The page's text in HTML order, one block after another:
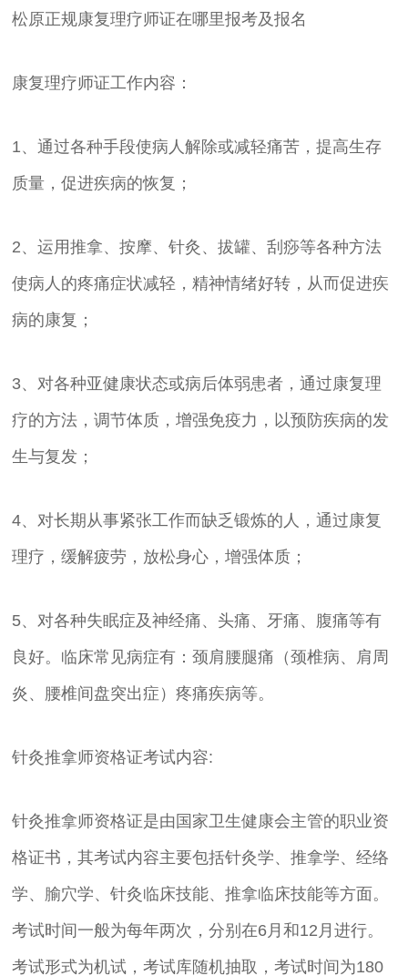
松原正规康复理疗师证在哪里报考及报名
康复理疗师证工作内容：
1、通过各种手段使病人解除或减轻痛苦，提高生存
质量，促进疾病的恢复；
2、运用推拿、按摩、针灸、拔罐、刮痧等各种方法
使病人的疼痛症状减轻，精神情绪好转，从而促进疾
病的康复；
3、对各种亚健康状态或病后体弱患者，通过康复理
疗的方法，调节体质，增强免疫力，以预防疾病的发
生与复发；
4、对长期从事紧张工作而缺乏锻炼的人，通过康复
理疗，缓解疲劳，放松身心，增强体质；
5、对各种失眠症及神经痛、头痛、牙痛、腹痛等有
良好。临床常见病症有：颈肩腰腿痛（颈椎病、肩周
炎、腰椎间盘突出症）疼痛疾病等。
针灸推拿师资格证考试内容:
针灸推拿师资格证是由国家卫生健康会主管的职业资
格证书，其考试内容主要包括针灸学、推拿学、经络
学、腧穴学、针灸临床技能、推拿临床技能等方面。
考试时间一般为每年两次，分别在6月和12月进行。
考试形式为机试，考试库随机抽取，考试时间为180